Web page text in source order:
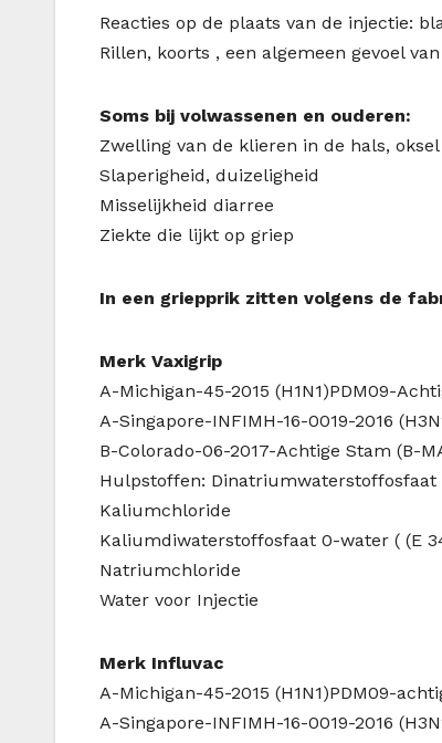
Reacties op de plaats van de injectie:
Rillen, koorts , een algemeen gevoel
Soms bij volwassenen en ouderen:
Zwelling van de klieren in de hals,
Slaperigheid, duizeligheid
Misselijkheid diarree
Ziekte die lijkt op griep
In een griepprik zitten volgens de
Merk Vaxigrip
A-Michigan-45-2015 (H1N1)PDM09-
A-Singapore-INFIMH-16-0019-2016
B-Colorado-06-2017-Achtige Stam (B-
Hulpstoffen: Dinatriumwaterstoffosfaat
Kaliumchloride
Kaliumdiwaterstoffosfaat 0-water ( (E
Natriumchloride
Water voor Injectie
Merk Influvac
A-Michigan-45-2015 (H1N1)PDM09-
A-Singapore-INFIMH-16-0019-2016